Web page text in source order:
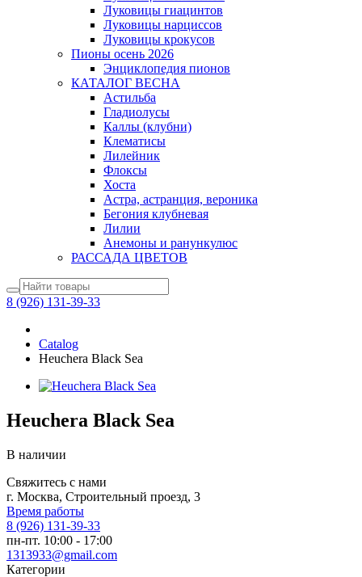
Луковицы гиацинтов
Луковицы нарциссов
Луковицы крокусов
Пионы осень 2026
Энциклопедия пионов
КАТАЛОГ ВЕСНА
Астильба
Гладиолусы
Каллы (клубни)
Клематисы
Лилейник
Флоксы
Хоста
Астра, астранция, вероника
Бегония клубневая
Лилии
Анемоны и ранункулюс
РАССАДА ЦВЕТОВ
8 (926) 131-39-33
Catalog
Heuchera Black Sea
Heuchera Black Sea
В наличии
Свяжитесь с нами
г. Москва, Строительный проезд, 3
Время работы
8 (926) 131-39-33
пн-пт. 10:00 - 17:00
1313933@gmail.com
Категории